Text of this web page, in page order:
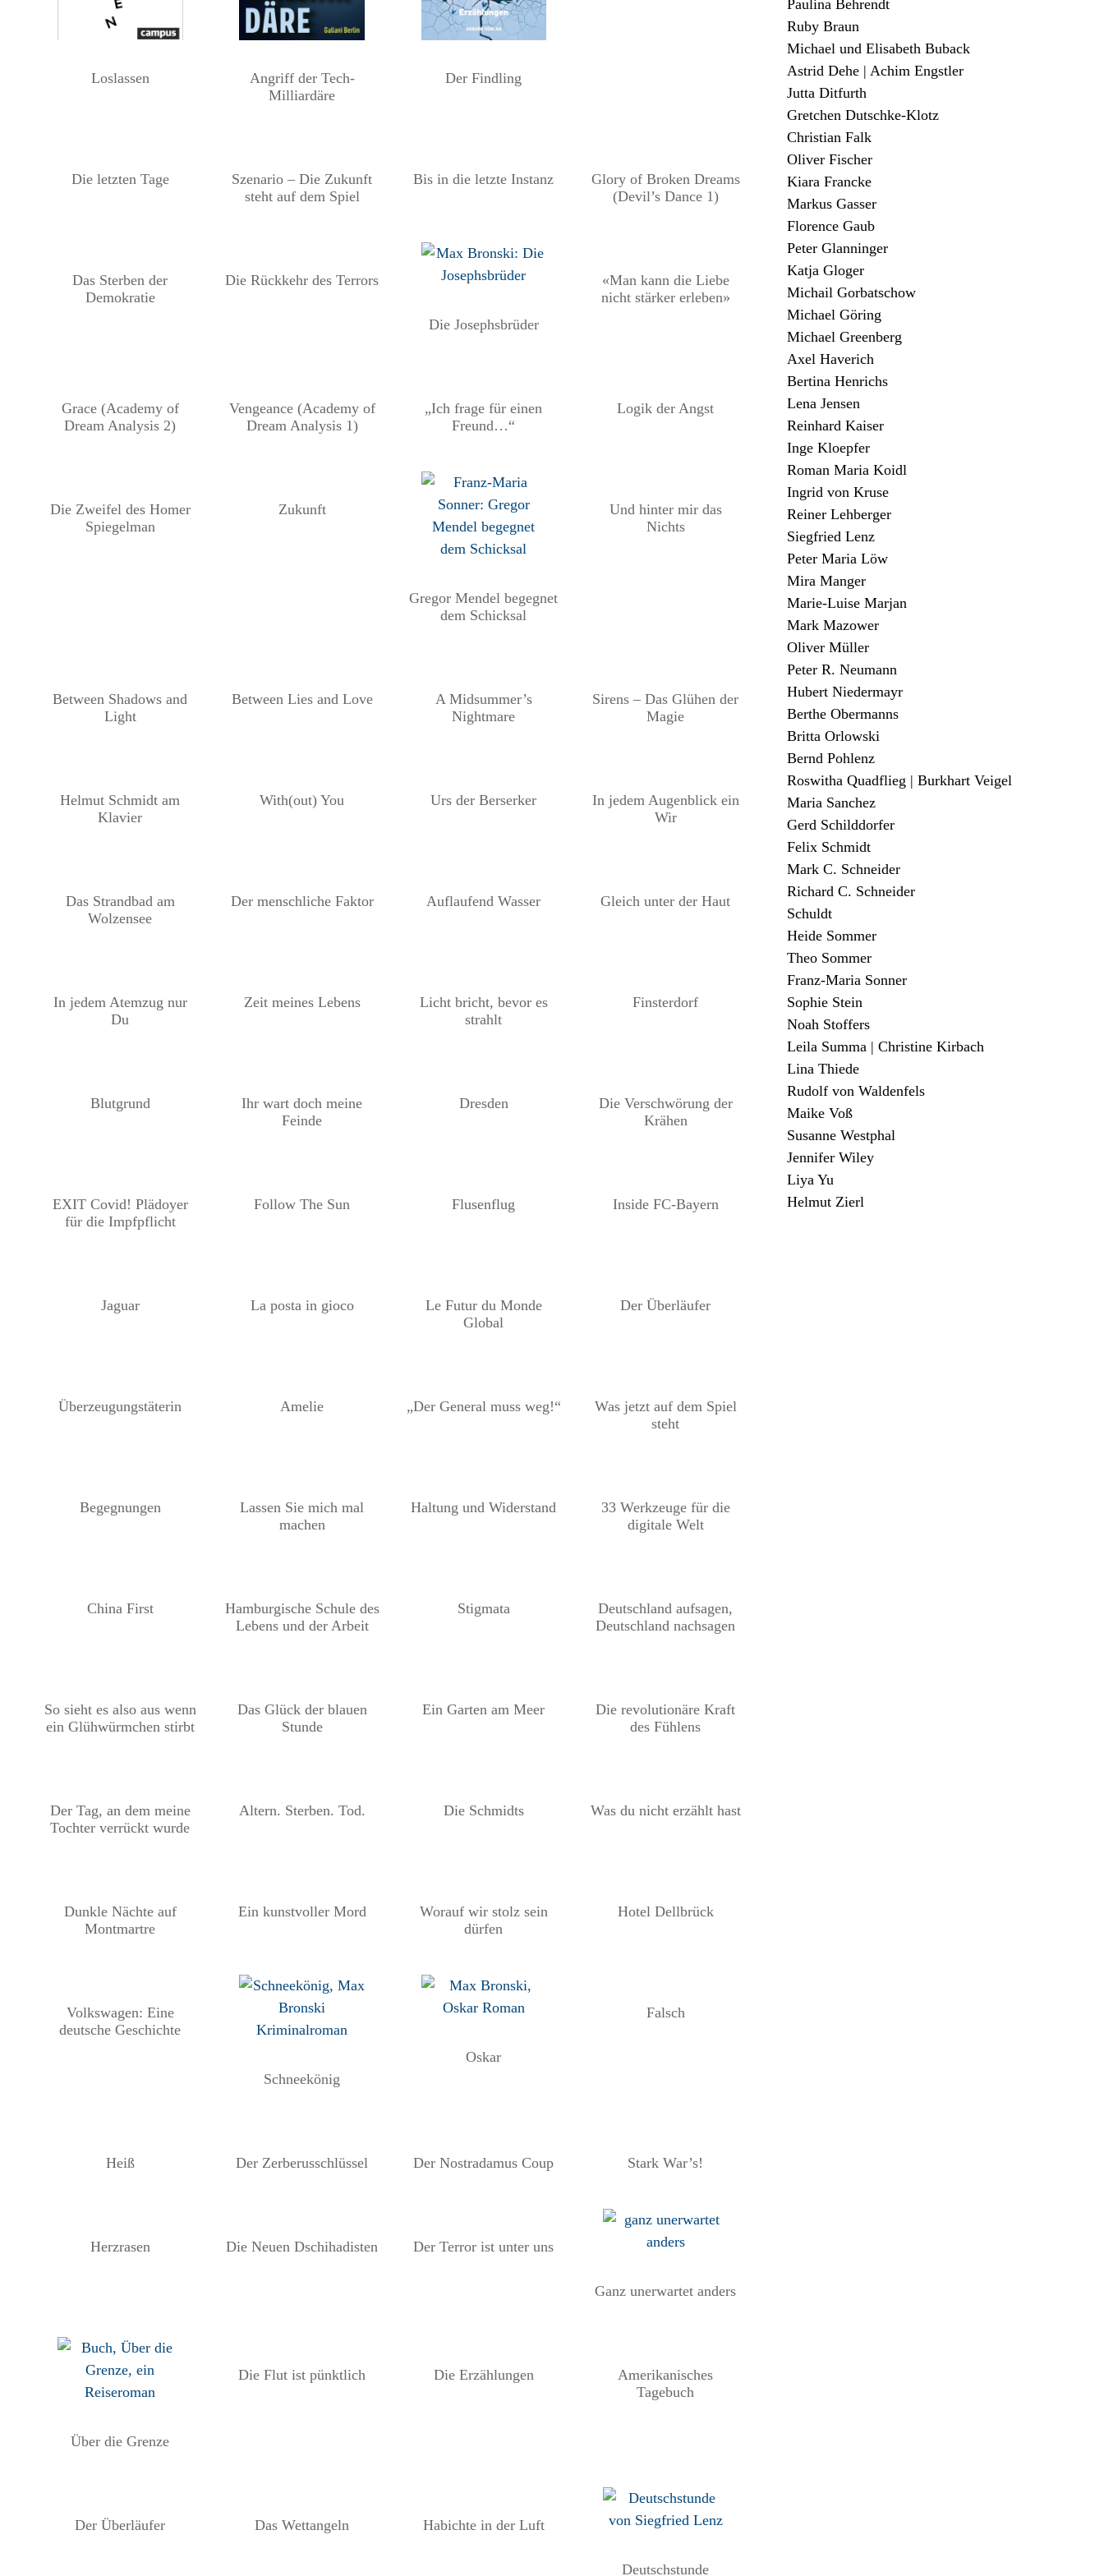
Loslassen
Angriff der Tech-
Milliardäre
Der Findling
Die letzten Tage
Szenario – Die Zukunft
steht auf dem Spiel
Bis in die letzte Instanz
Glory of Broken Dreams
(Devil’s Dance 1)
Das Sterben der
Demokratie
Die Rückkehr des Terrors
Die Josephsbrüder
«Man kann die Liebe
nicht stärker erleben»
Grace (Academy of
Dream Analysis 2)
Vengeance (Academy of
Dream Analysis 1)
„Ich frage für einen
Freund…“
Logik der Angst
Die Zweifel des Homer
Spiegelman
Zukunft
Gregor Mendel begegnet
dem Schicksal
Und hinter mir das
Nichts
Between Shadows and
Light
Between Lies and Love
A Midsummer’s
Nightmare
Sirens – Das Glühen der
Magie
Helmut Schmidt am
Klavier
With(out) You Urs der Berserker
In jedem Augenblick ein
Wir
Das Strandbad am
Wolzensee
Der menschliche Faktor Auflaufend Wasser Gleich unter der Haut
In jedem Atemzug nur
Du
Zeit meines Lebens
Licht bricht, bevor es
strahlt
Finsterdorf
Blutgrund
Ihr wart doch meine
Feinde
Dresden
Die Verschwörung der
Krähen
EXIT Covid! Plädoyer
für die Impfpflicht
Follow The Sun Flusenflug Inside FC-Bayern
Jaguar La posta in gioco
Le Futur du Monde
Global
Der Überläufer
Überzeugungstäterin Amelie „Der General muss weg!“
Was jetzt auf dem Spiel
steht
Begegnungen
Lassen Sie mich mal
machen
Haltung und Widerstand
33 Werkzeuge für die
digitale Welt
China First
Hamburgische Schule des
Lebens und der Arbeit
Stigmata
Deutschland aufsagen,
Deutschland nachsagen
So sieht es also aus wenn
ein Glühwürmchen stirbt
Das Glück der blauen
Stunde
Ein Garten am Meer
Die revolutionäre Kraft
des Fühlens
Der Tag, an dem meine
Tochter verrückt wurde
Altern. Sterben. Tod. Die Schmidts Was du nicht erzählt hast
Dunkle Nächte auf
Montmartre
Ein kunstvoller Mord
Worauf wir stolz sein
dürfen
Hotel Dellbrück
Volkswagen: Eine
deutsche Geschichte
Schneekönig
Oskar
Falsch
Heiß Der Zerberusschlüssel Der Nostradamus Coup Stark War’s!
Herzrasen Die Neuen Dschihadisten Der Terror ist unter uns
Ganz unerwartet anders
Über die Grenze
Die Flut ist pünktlich Die Erzählungen
Amerikanisches
Tagebuch
Der Überläufer Das Wettangeln Habichte in der Luft
Deutschstunde
Paulina Behrendt
Ruby Braun
Michael und Elisabeth Buback
Astrid Dehe | Achim Engstler
Jutta Ditfurth
Gretchen Dutschke-Klotz
Christian Falk
Oliver Fischer
Kiara Francke
Markus Gasser
Florence Gaub
Peter Glanninger
Katja Gloger
Michail Gorbatschow
Michael Göring
Michael Greenberg
Axel Haverich
Bertina Henrichs
Lena Jensen
Reinhard Kaiser
Inge Kloepfer
Roman Maria Koidl
Ingrid von Kruse
Reiner Lehberger
Siegfried Lenz
Peter Maria Löw
Mira Manger
Marie-Luise Marjan
Mark Mazower
Oliver Müller
Peter R. Neumann
Hubert Niedermayr
Berthe Obermanns
Britta Orlowski
Bernd Pohlenz
Roswitha Quadflieg | Burkhart Veigel
Maria Sanchez
Gerd Schilddorfer
Felix Schmidt
Mark C. Schneider
Richard C. Schneider
Schuldt
Heide Sommer
Theo Sommer
Franz-Maria Sonner
Sophie Stein
Noah Stoffers
Leila Summa | Christine Kirbach
Lina Thiede
Rudolf von Waldenfels
Maike Voß
Susanne Westphal
Jennifer Wiley
Liya Yu
Helmut Zierl